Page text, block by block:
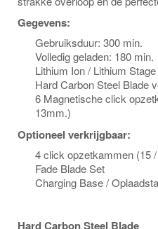
Gegevens:
Gebruiksduur: 300 min.
Volledig geladen: 180 min.
Lithium Ion / Lithium
Hard Carbon Steel Blade
6 Magnetische click
13mm.)
Optioneel verkrijgbaar:
4 click opzetkammen (15
Fade Blade Set
Charging Base /
Hard Carbon Steel Blade